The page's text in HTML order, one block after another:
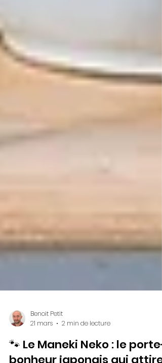
Benoit Petit
21 mars
2 min de lecture